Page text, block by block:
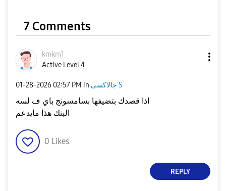
7 Comments
kmkm1
Active Level 4
‎01-28-2026 02:57 PM in جالاكسى S
اذا قصدك بتضيفها بسامسونج باي ف لسه
البنك هذا مايدعم
0 Likes
REPLY